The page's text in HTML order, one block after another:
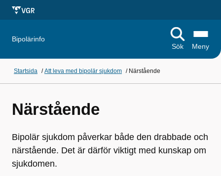
Bipolärinfo
Sök
Meny
Startsida /Att leva med bipolär sjukdom / Närstående
Närstående
Bipolär sjukdom påverkar både den drabbade och
närstående. Det är därför viktigt med kunskap om
sjukdomen.